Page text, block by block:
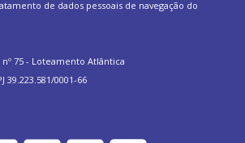
de dados pessoais de navegação do
75 - Loteamento Atlântica
39.223.581/0001-66